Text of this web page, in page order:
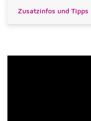
Zusatzinfos und Tipps